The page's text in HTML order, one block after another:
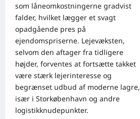
som låneomkostningerne gradvist
falder, hvilket lægger et svagt
opadgående pres på
ejendomspriserne. Lejevæksten,
selvom den aftager fra tidligere
højder, forventes at fortsætte takket
være stærk lejerinteresse og
begrænset udbud af moderne lagre,
især i Storkøbenhavn og andre
logistikknudepunkter.